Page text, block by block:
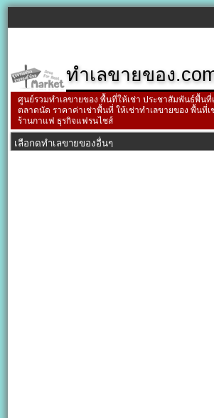
ทำเลขายของ
ศูนย์รวมทำเลขายของ พื้นที่ให้เช่า ประชาสัมพันธ์พื้น
ตลาดนัด ราคาค่าเช่าพื้นที่ ให้เช่าทำเลขายของ พื้นที่
ร้านกาแฟ ธุรกิจแฟรนไชส์